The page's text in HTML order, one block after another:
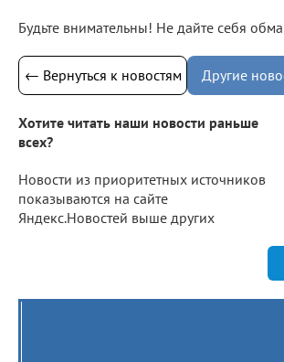
Будьте внимательны! Не дайте себя
← Вернуться к новостям Другие
Хотите читать наши новости раньше
всех?
Новости из приоритетных источников
показываются на сайте
Яндекс.Новостей выше других